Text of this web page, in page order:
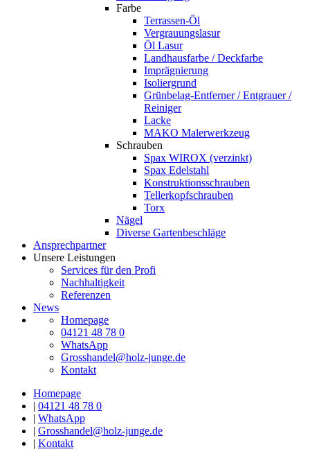
Farbe
Terrassen-Öl
Vergrauungslasur
Öl Lasur
Landhausfarbe / Deckfarbe
Imprägnierung
Isoliergrund
Grünbelag-Entferner / Entgrauer /
Reiniger
Lacke
MAKO Malerwerkzeug
Schrauben
Spax WIROX (verzinkt)
Spax Edelstahl
Konstruktionsschrauben
Tellerkopfschrauben
Torx
Nägel
Diverse Gartenbeschläge
Ansprechpartner
Unsere Leistungen
Services für den Profi
Nachhaltigkeit
Referenzen
News
Homepage
04121 48 78 0
WhatsApp
Grosshandel@holz-junge.de
Kontakt
Homepage
| 04121 48 78 0
| WhatsApp
| Grosshandel@holz-junge.de
| Kontakt